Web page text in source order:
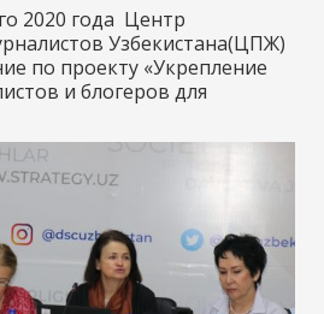
2020 года Центр
Узбекистана(ЦПЖ)
по проекту «Укрепление
и блогеров для